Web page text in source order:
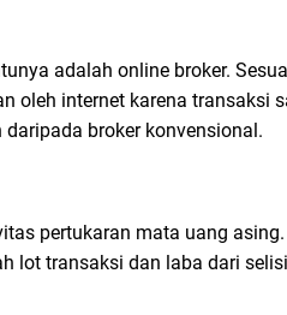
adalah online broker.
oleh internet karena transaksi
broker konvensional.
pertukaran mata uang
lot transaksi dan laba dari